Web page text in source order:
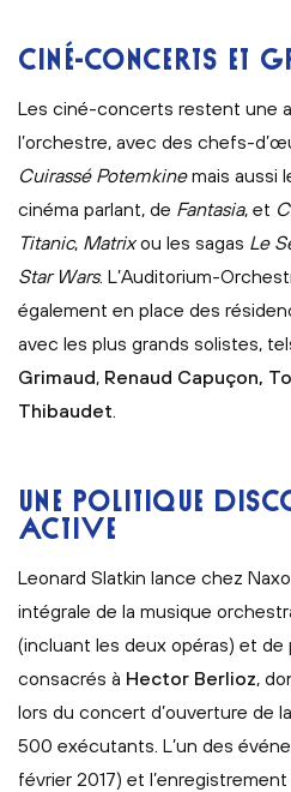
CINÉ-CONCERTS ET
Les ciné-concerts restent une
l’orchestre, avec des chefs-
Cuirassé Potemkinemais aussi
cinéma parlant, de Fantasia, et
Titanic, Matrixou les sagas Le
Star Wars. L’Auditorium-
également en place des
avec les plus grands solistes,
Grimaud, Renaud Capuçon,
Thibaudet
UNE POLITIQUE
ACTIVE
Leonard Slatkin lance chez
intégrale de la musique
(incluant les deux opéras) et de
consacrés à Hector Berlioz,
lors du concert d’ouverture de
500 exécutants. L’un des
février 2017) et